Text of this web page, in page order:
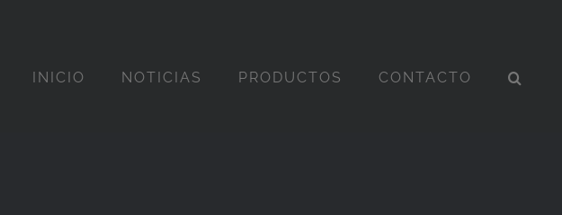
INICIO NOTICIAS PRODUCTOS CONTACTO